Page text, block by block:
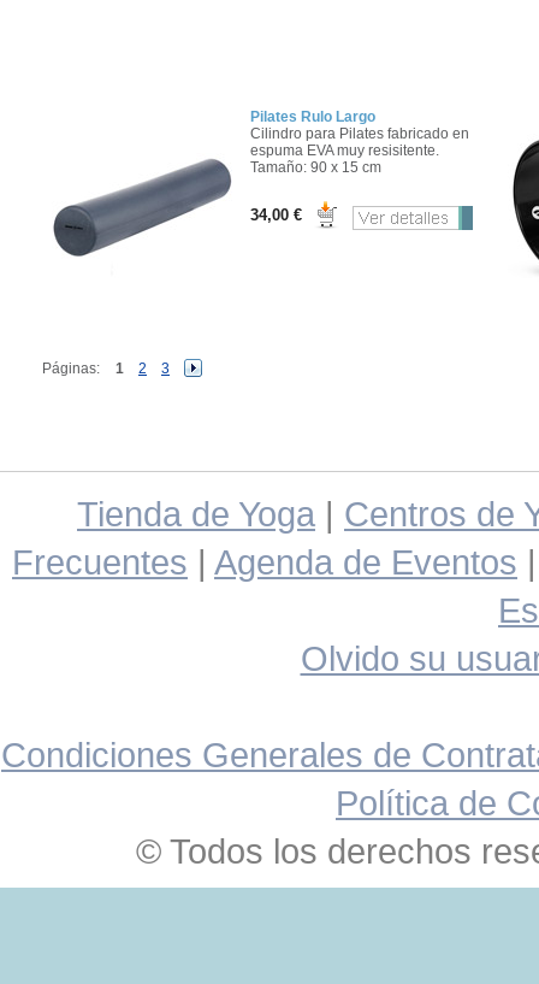
Pilates Rulo Largo
Cilindro para Pilates fabricado en
espuma EVA muy resisitente.
Tamaño: 90 x 15 cm
34,00 €
Páginas: 1 2 3
Tienda de Yoga | Centros de
Frecuentes | Agenda de Eventos
Olvido su
Condiciones Generales de
Política de
© Todos los derechos